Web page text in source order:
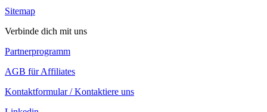
Sitemap
Verbinde dich mit uns
Partnerprogramm
AGB für Affiliates
Kontaktformular / Kontaktiere uns